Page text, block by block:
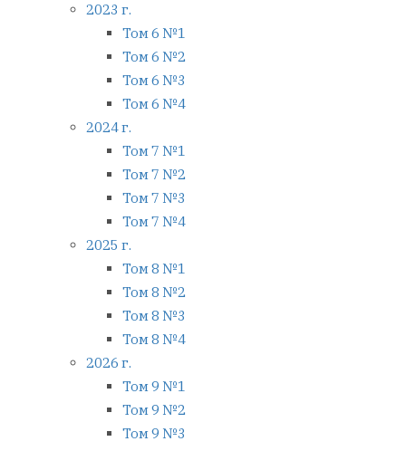
2023 г.
Том 6 №1
Том 6 №2
Том 6 №3
Том 6 №4
2024 г.
Том 7 №1
Том 7 №2
Том 7 №3
Том 7 №4
2025 г.
Том 8 №1
Том 8 №2
Том 8 №3
Том 8 №4
2026 г.
Том 9 №1
Том 9 №2
Том 9 №3